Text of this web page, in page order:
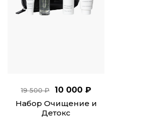
19 500 ₽
10 000 ₽
Набор Очищение и
Детокс